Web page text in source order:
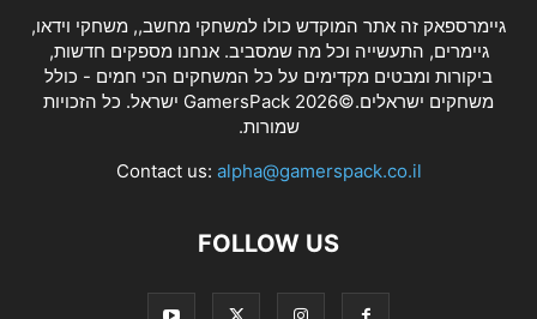
גיימרספאק זה אתר המוקדש כולו למשחקי מחשב,, משחקי וידאו,
גיימרים, התעשייה וכל מה שמסביב. אנחנו מספקים חדשות,
ביקורות ומבטים מקדימים על כל המשחקים הכי חמים - כולל
משחקים ישראלים.©2026 GamersPack ישראל. כל הזכויות
שמורות.
Contact us: alpha@gamerspack.co.il
FOLLOW US